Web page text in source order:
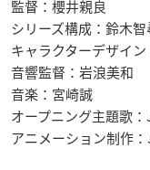
監督：櫻井親良
シリーズ構成：鈴木智
キャラクターデザイ
音響監督：岩浪美和
音楽：宮崎誠
オープニング主題歌
アニメーション制作：